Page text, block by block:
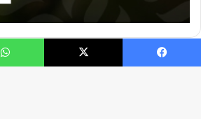
فيسبوك X واتساب